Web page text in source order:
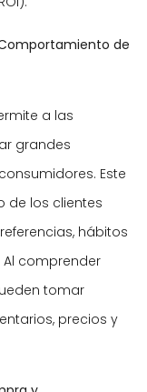
de
a las
grandes
Este
de los clientes
hábitos
comprender
tomar
precios y